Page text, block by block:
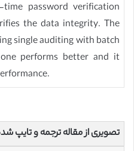
password verification
the data integrity. The
single auditing with batch
performs better and it
تصویری از مقاله ترجمه و تایپ